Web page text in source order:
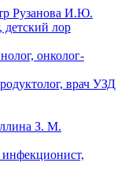
Рузанова И.Ю.
детский лор
онколог-
врач УЗД
З. М.
инфекционист,